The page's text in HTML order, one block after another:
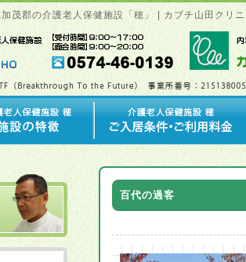
茂郡の介護老人保健施設「穂」 | カブチ山田クリ
百代の過客